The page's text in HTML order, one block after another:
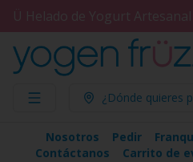
Ü Helado de Yogurt
¿Dónde quieres
Nosotros Pedir
Contáctanos
Carrito de